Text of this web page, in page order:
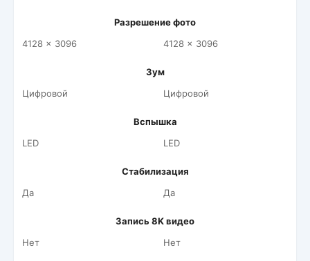
Разрешение фото
4128 x 3096
4128 x 3096
Зум
Цифровой
Цифровой
Вспышка
LED
LED
Стабилизация
Да
Да
Запись 8K видео
Нет
Нет